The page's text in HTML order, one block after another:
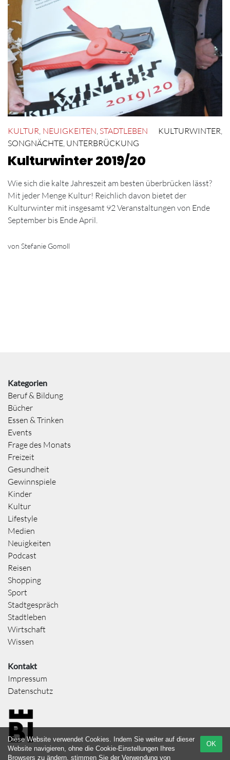
KULTUR NEUIGKEITEN STADTLEBEN KULTURWINTER
SONGNÄCHTE UNTERBRÜCKUNG
Kulturwinter 2019/20
Wie sich die kalte Jahreszeit am besten überbrücken lässt?
Mit jeder Menge Kultur! Reichlich davon bietet der
Kulturwinter mit insgesamt 92 Veranstaltungen von Ende
September bis Ende April.
von Stefanie Gomoll
Kategorien
Beruf & Bildung
Bücher
Essen & Trinken
Events
Frage des Monats
Freizeit
Gesundheit
Gewinnspiele
Kinder
Kultur
Lifestyle
Medien
Neuigkeiten
Podcast
Reisen
Shopping
Sport
Stadtgespräch
Stadtleben
Wirtschaft
Wissen
Kontakt
Impressum
Datenschutz
OK
Diese Website verwendet Cookies. Indem Sie weiter auf dieser
Website navigieren, ohne die Cookie-Einstellungen Ihres
Browsers zu ändern, stimmen Sie der Verwendung von